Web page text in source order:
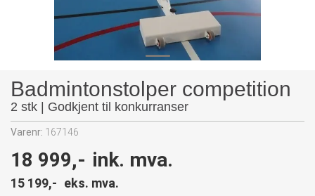
Badmintonstolper competition
2 stk | Godkjent til konkurranser
Varenr: 167146
18 999,- ink. mva.
15 199,- eks. mva.